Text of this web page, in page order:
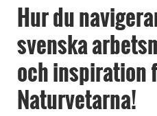
Hur du
svenska
och inspiration
Naturvetarna!